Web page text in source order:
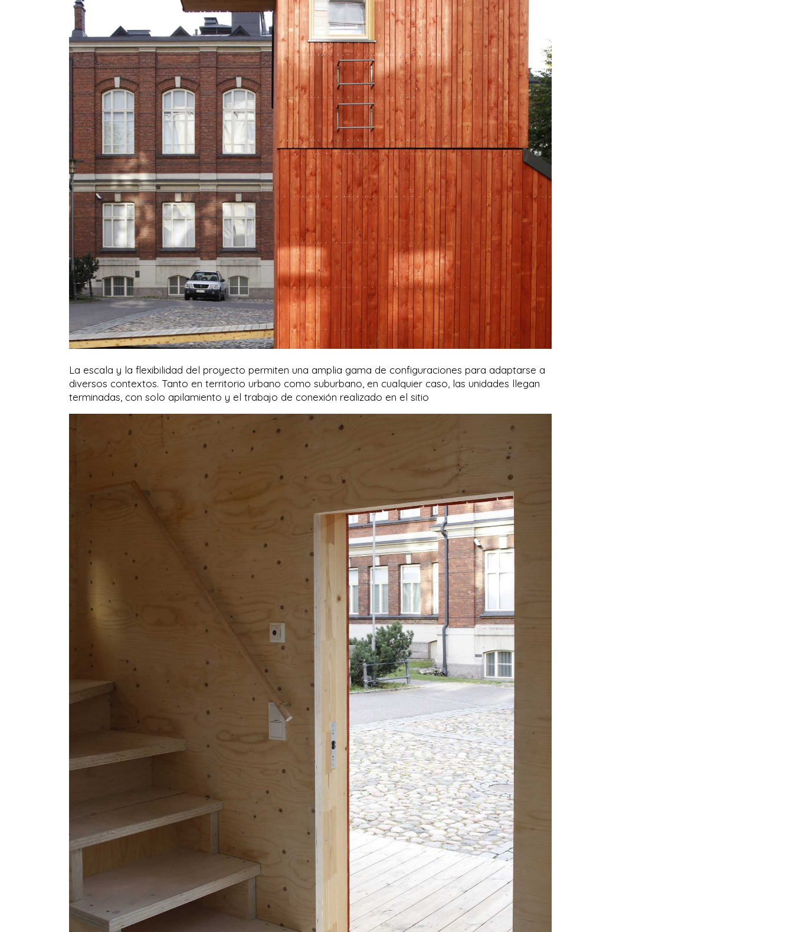
La escala y la flexibilidad del proyecto permiten una amplia gama de configuraciones para adaptarse a
diversos contextos. Tanto en territorio urbano como suburbano, en cualquier caso, las unidades llegan
terminadas, con solo apilamiento y el trabajo de conexión realizado en el sitio